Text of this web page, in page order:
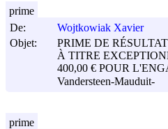
De:
Wojtkowiak Xavier
Objet:
PRIME DE
À TITRE
400,00 € POUR
Vandersteen-Mauduit-
prime
prime